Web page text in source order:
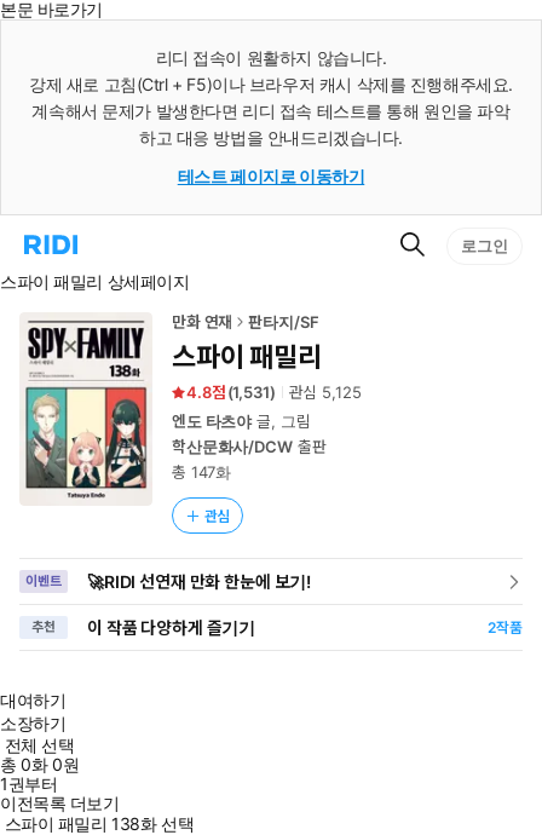
본문 바로가기
리디 접속이 원활하지 않습니다.
강제 새로 고침(Ctrl + F5)이나 브라우저 캐시 삭제를 진행해주세요.
계속해서 문제가 발생한다면 리디 접속 테스트를 통해 원인을 파악
하고 대응 방법을 안내드리겠습니다.
테스트 페이지로 이동하기
리
홈
로
이
동
검
로그인
스파이 패밀리 상세페이지
만화 연재 판타지/SF
스파이 패밀리
4.8 (1,531) 관심 5,125
엔도 타츠야글, 그림
학산문화사/DCW출판
총 147화
관심
이벤트 🚀RIDI 선연재 만화 한눈에 보기!
추천 이 작품 다양하게 즐기기 2작품
대여하기
소장하기
전체 선택
총0화0원
1권부터
이전목록 더보기
스파이 패밀리 138화 선택